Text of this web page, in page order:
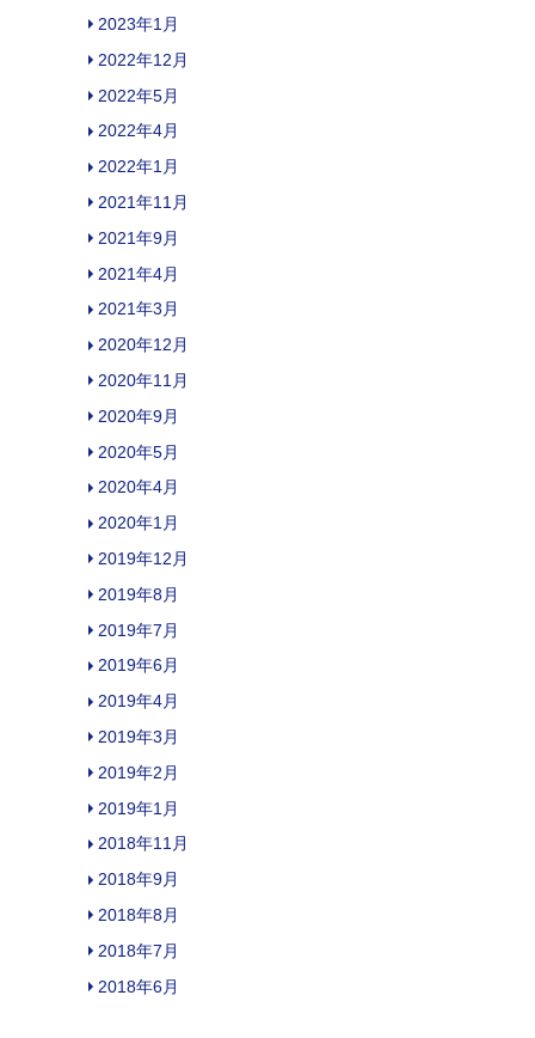
2023年1月
2022年12月
2022年5月
2022年4月
2022年1月
2021年11月
2021年9月
2021年4月
2021年3月
2020年12月
2020年11月
2020年9月
2020年5月
2020年4月
2020年1月
2019年12月
2019年8月
2019年7月
2019年6月
2019年4月
2019年3月
2019年2月
2019年1月
2018年11月
2018年9月
2018年8月
2018年7月
2018年6月